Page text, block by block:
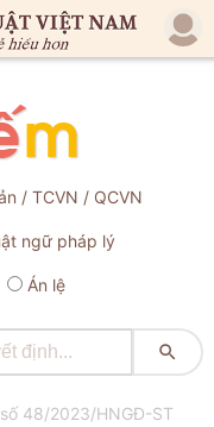
/ TCVN / QCVN
ngữ pháp lý
Án lệ

48/2023/HNGĐ-ST